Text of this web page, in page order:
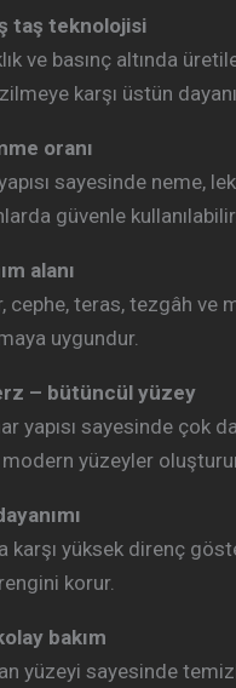
taş teknolojisi
ve basınç altında
karşı üstün
oranı
sayesinde neme,
güvenle
alanı
cephe, teras, tezgâh ve
uygundur.
– bütüncül yüzey
yapısı sayesinde çok
yüzeyler
karşı yüksek direnç
korur.
bakım
yüzeyi sayesinde